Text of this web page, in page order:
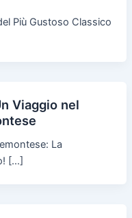
Più Gustoso Classico
Viaggio nel
La
[…]